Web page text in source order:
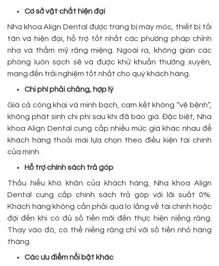
Cơ sở vật chất hiện đại
Nha khoa Align Dental được trang bị máy móc, thiết bị tối
tân và hiện đại, hỗ trợ tốt nhất các phương pháp chỉnh
nha và thẩm mỹ răng miệng. Ngoài ra, không gian các
phòng luôn sạch sẽ và được khử khuẩn thường xuyên,
mang đến trải nghiệm tốt nhất cho quý khách hàng.
Chi phí phải chăng, hợp lý
Giá cả công khai và minh bạch, cam kết không “vẽ bệnh”,
không phát sinh chi phí sau khi đã báo giá. Đặc biệt, Nha
khoa Align Dental cung cấp nhiều mức giá khác nhau để
khách hàng thoải mái lựa chọn theo điều kiện tài chính
của mình.
Hỗ trợ chính sách trả góp
Thấu hiểu khó khăn của khách hàng, Nha khoa Align
Dental cung cấp chính sách trả góp với lãi suất 0%.
Khách hàng không cần phải quá lo lắng về tài chính hoặc
đợi đến khi có đủ số tiền mới đến thực hiện niềng răng.
Thay vào đó, có thể niềng răng chỉ với số tiền nhỏ hàng
tháng.
Các ưu điểm nổi bật khác